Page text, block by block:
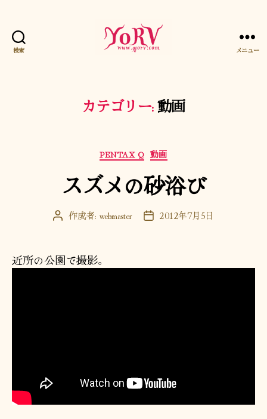
検索 メニュー
カテゴリー:動画
カ
テ
ゴ
リ
PENTAX Q 動画
スズメの砂浴び
投 作成者: webmaster
投 2012年7月5日
近所の公園で撮影。